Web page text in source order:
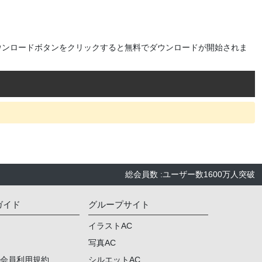
ロードボタンをクリックすると無料でダウンロードが開始されま
総会員数 :ユーザー数1600万人 突破
イド
員利用規約
グループサイト
イラストAC
写真AC
シルエットAC